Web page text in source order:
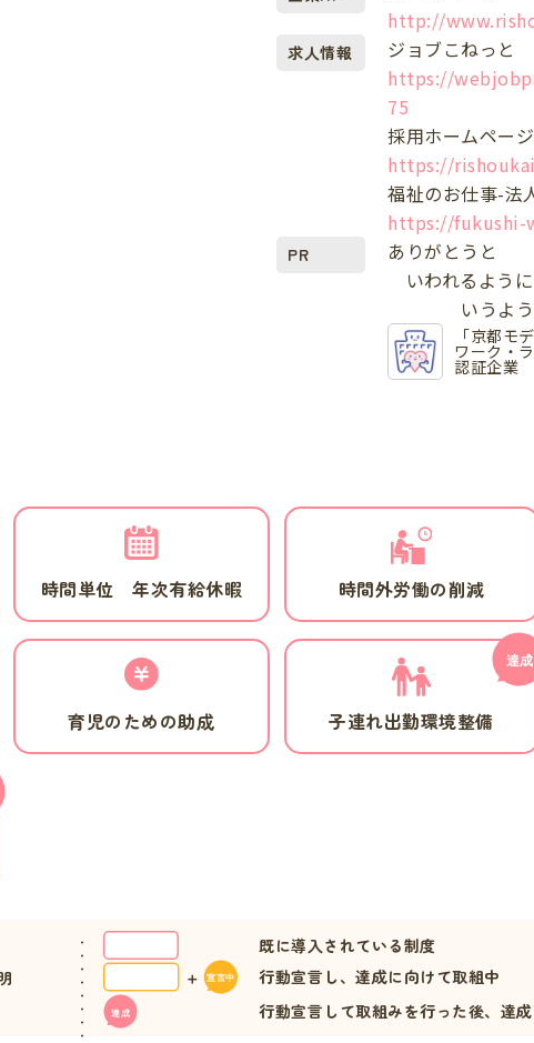
http://
求人情報
ジョブこねっと
https://
75
採用ホームページ
https://
福祉のお仕事-法
https://fukushi-
PR
ありがとうと
いわれるように
いうよう
「京都モデ
ワーク・
認証企業
時間単位 年次有給休暇 時間外労働の削減
育児のための助成 子連れ出勤環境整備
既に導入されている制度
行動宣言し、達成に向けて取組中
行動宣言して取組みを行った後、達成